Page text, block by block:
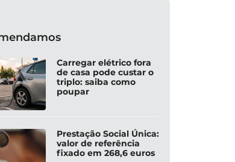
Carregar elétrico fora
de casa pode custar o
triplo: saiba como
poupar
Prestação Social Única:
valor de referência
fixado em 268,6 euros